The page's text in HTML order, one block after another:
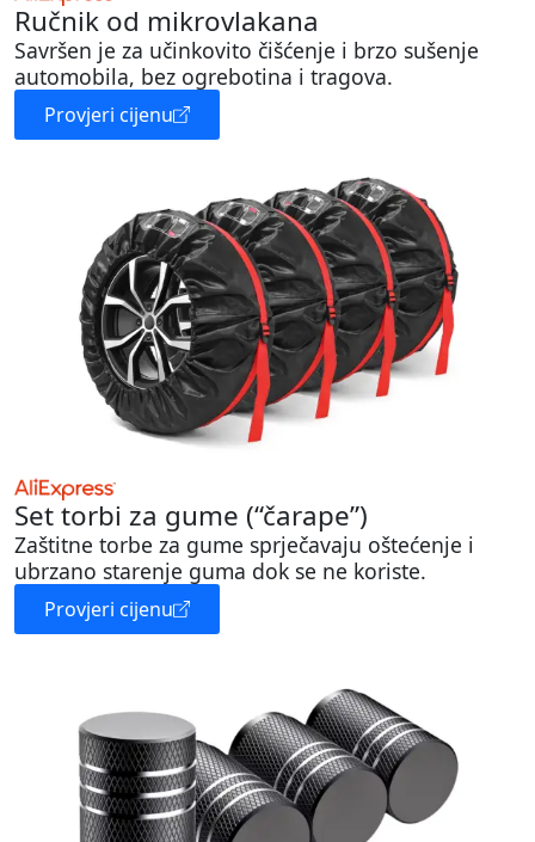
Ručnik od mikrovlakana
Savršen je za učinkovito čišćenje i brzo sušenje
automobila, bez ogrebotina i tragova.
Provjeri cijenu
Set torbi za gume (“čarape”)
Zaštitne torbe za gume sprječavaju oštećenje i
ubrzano starenje guma dok se ne koriste.
Provjeri cijenu